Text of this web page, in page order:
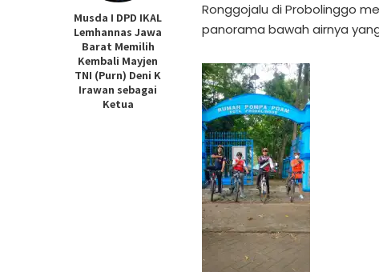
Musda I DPD IKAL
Lemhannas Jawa
Barat Memilih
Kembali Mayjen
TNI (Purn) Deni K
Irawan sebagai
Ketua
Ronggojalu di Probolinggo
panorama bawah airnya